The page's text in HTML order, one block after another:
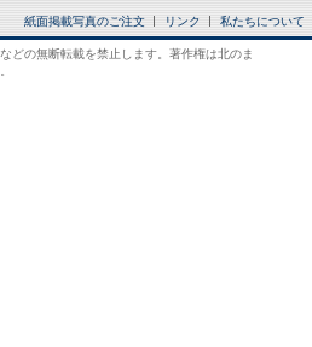
紙面掲載写真のご注文 リンク 私たちについて
どの無断転載を禁止します。著作権は北のま